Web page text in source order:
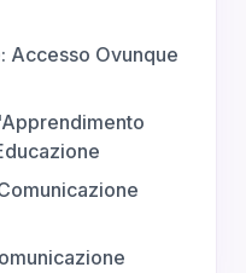
Accesso Ovunque